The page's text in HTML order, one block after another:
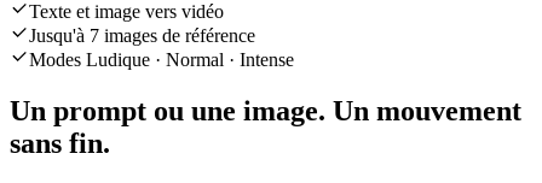
Texte et image vers vidéo
Jusqu'à 7 images de référence
Modes Ludique · Normal · Intense
Un prompt ou une image. Un mouvement
sans fin.